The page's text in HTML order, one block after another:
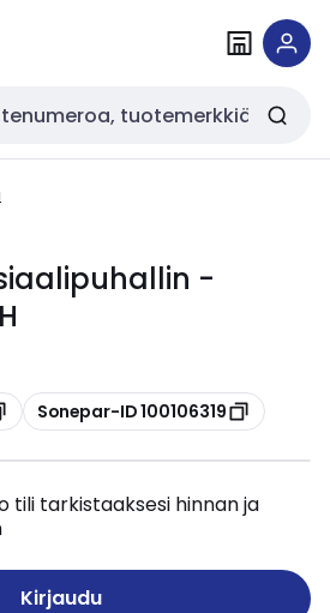
-
Kopioi
Sonepar-ID 100106319
tili tarkistaaksesi hinnan ja
Kirjaudu